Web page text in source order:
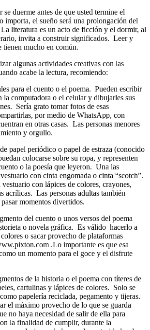
se duerme antes de que usted termine el
importa, el sueño será una prolongación del
literatura es un acto de ficción y el dormir, al
invita a construir significados. Leer y
tienen mucho en común.
algunas actividades creativas con las
acabe la lectura, recomiendo:
para el cuento o el poema. Pueden escribir
la computadora o el celular y dibujarles sus
Sería grato tomar fotos de esas
por medio de WhatsApp, con
en otras casas. Las personas menores
y orgullo.
papel periódico o papel de estraza (conocido
colocarse sobre su ropa, y representen
o la poesía que leyeron. Una las
con cinta engomada o cinta “scotch”.
con lápices de colores, crayones,
acrílicas. Las personas adultas también
momentos divertidos.
del cuento o unos versos del poema
o novela gráfica. Es válido hacerlo a
o sacar provecho de plataformas
.Lo importante es que esa
un momento para el goce y el disfrute
de la historia o el poema con títeres de
cartulinas y lápices de colores. Solo se
papelería reciclada, pegamento y tijeras.
el máximo provecho de lo que se guarda
no haya necesidad de salir de ella para
la finalidad de cumplir, durante la